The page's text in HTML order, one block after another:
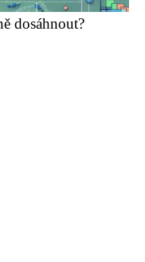
dosáhnout?